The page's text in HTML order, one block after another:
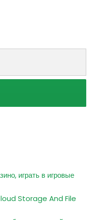
играть в игровые
Storage And File